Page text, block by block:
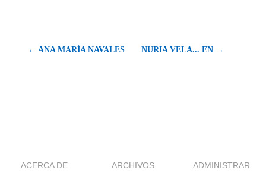
← ANA MARÍA NAVALES NURIA VELA... EN →
ACERCA DE ARCHIVOS ADMINISTRAR